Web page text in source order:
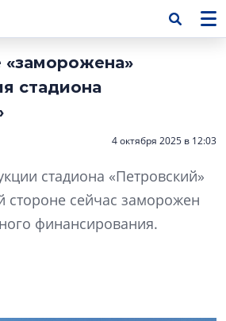
«заморожена»
стадиона
4 октября 2025 в 12:03
стадиона «Петровский»
стороне сейчас заморожен
финансирования.